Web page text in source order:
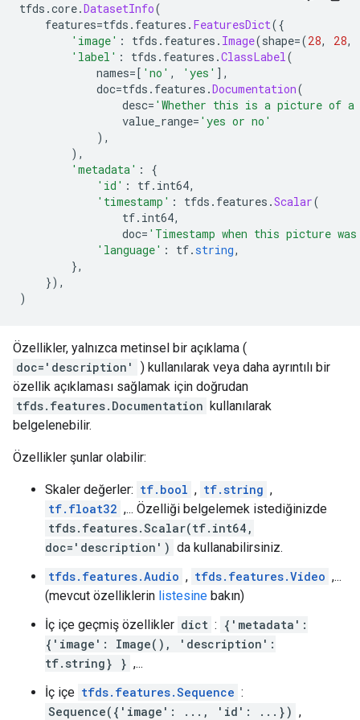
tfds .core.DatasetInfo(
features=tfds . features . FeaturesDict({
'image' : tfds . features . Image(shape=(28, 28,
'label' : tfds . features .ClassLabel(
names=[ 'no' , 'yes' ],
doc=tfds . features .Documentation(
desc= 'Whether this is a picture of
value_range= 'yes or no'
),
),
'metadata' :
{
'id' : tf. int64,
'timestamp' : tfds . features .Scalar(
tf. int64,
doc= 'Timestamp when this picture
'language' : tf.string,
},
}),
)
Özellikler, yalnızca metinsel bir açıklama (
doc='description'
) kullanılarak veya daha ayrıntılı bir
özellik açıklaması sağlamak için doğrudan
tfds.features.Documentation kullanılarak
belgelenebilir.
Özellikler şunlar olabilir:
Skaler değerler: tf.bool , tf.string ,
tf.float32 ,... Özelliği belgelemek istediğinizde
tfds.features.Scalar(tf.int64,
doc='description') da kullanabilirsiniz.
tfds.features.Audio , tfds.features.Video ,...
(mevcut özelliklerin listesine bakın)
İç içe geçmiş özellikler dict : {'metadata':
{'image': Image(), 'description':
tf.string} } ,...
İç içe tfds.features.Sequence :
Sequence({'image': ..., 'id': ...}) ,